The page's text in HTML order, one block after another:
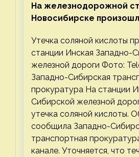
На железнодорожной
Новосибирске
Утечка соляной кислоты
станции Инская Западно-
железной дороги Фото:
Западно-Сибирская
прокуратура На станции
Сибирской железной
утечка соляной кислоты.
сообщила Западно-
транспортная
канале. Уточняется, что